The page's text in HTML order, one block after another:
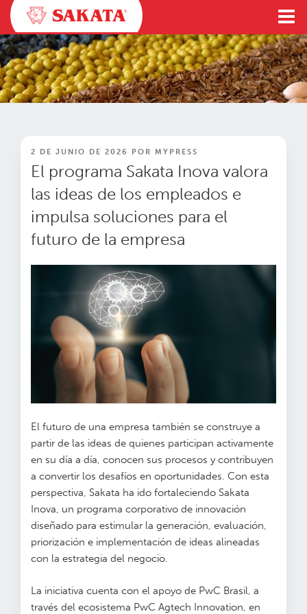
contenido
PUBLICADO
2 DE JUNIO DE 2026 POR MYPRESS
El programa Sakata Inova valora
las ideas de los empleados e
impulsa soluciones para el
futuro de la empresa
El futuro de una empresa también se construye a
partir de las ideas de quienes participan activamente
en su día a día, conocen sus procesos y contribuyen
a convertir los desafíos en oportunidades. Con esta
perspectiva, Sakata ha ido fortaleciendo Sakata
Inova, un programa corporativo de innovación
diseñado para estimular la generación, evaluación,
priorización e implementación de ideas alineadas
con la estrategia del negocio.
La iniciativa cuenta con el apoyo de PwC Brasil, a
través del ecosistema PwC Agtech Innovation, en